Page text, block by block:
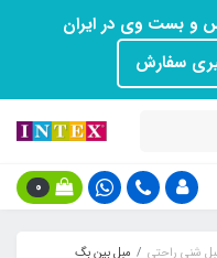
و بست وی در ایران
0
شنی راحتی مبل بین بگ